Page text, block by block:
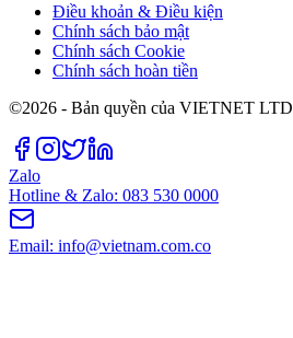
Điều khoản & Điều kiện
Chính sách bảo mật
Chính sách Cookie
Chính sách hoàn tiền
©2026 - Bản quyền của VIETNET LTD
Zalo
Hotline & Zalo: 083 530 0000
Email: info@vietnam.com.co